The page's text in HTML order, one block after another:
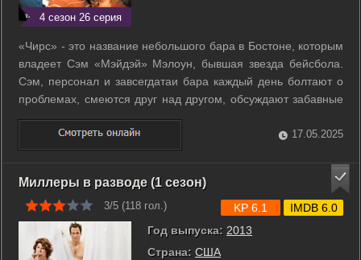
4 сезон 26 серия
«Чирс» - это название небольшого бара в Бостоне, которым
владеет Сэм «Мэйдэй» Мэлоун, бывшая звезда бейсбола.
Сэм, персонал и завсегдатаи бара каждый день болтают о
проблемах, смеются друг над другом, обсуждают забавные
случаи из жизни. Все это, разумеется, сдобрено солидной
порцией алкоголя. На шутках, юморе и дружелюбных
подколках и строится ...
17.05.2025
Миллеры в разводе (1 сезон)
3/5 (118 гол.)
Год выпуска: 2013
Страна: США
KP 6.1 IMDB 6.0